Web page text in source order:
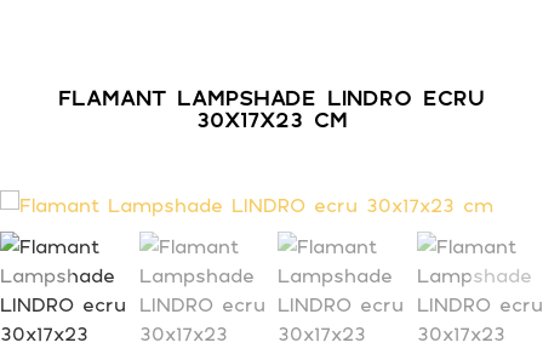
FLAMANT LAMPSHADE LINDRO ECRU
30X17X23 CM